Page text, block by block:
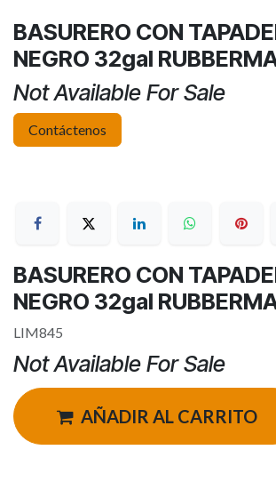
BASURERO CON
NEGRO 32gal
Not Available For Sale
Contáctenos
BASURERO CON
NEGRO 32gal
LIM845
Not Available For Sale
AÑADIR AL CARRITO